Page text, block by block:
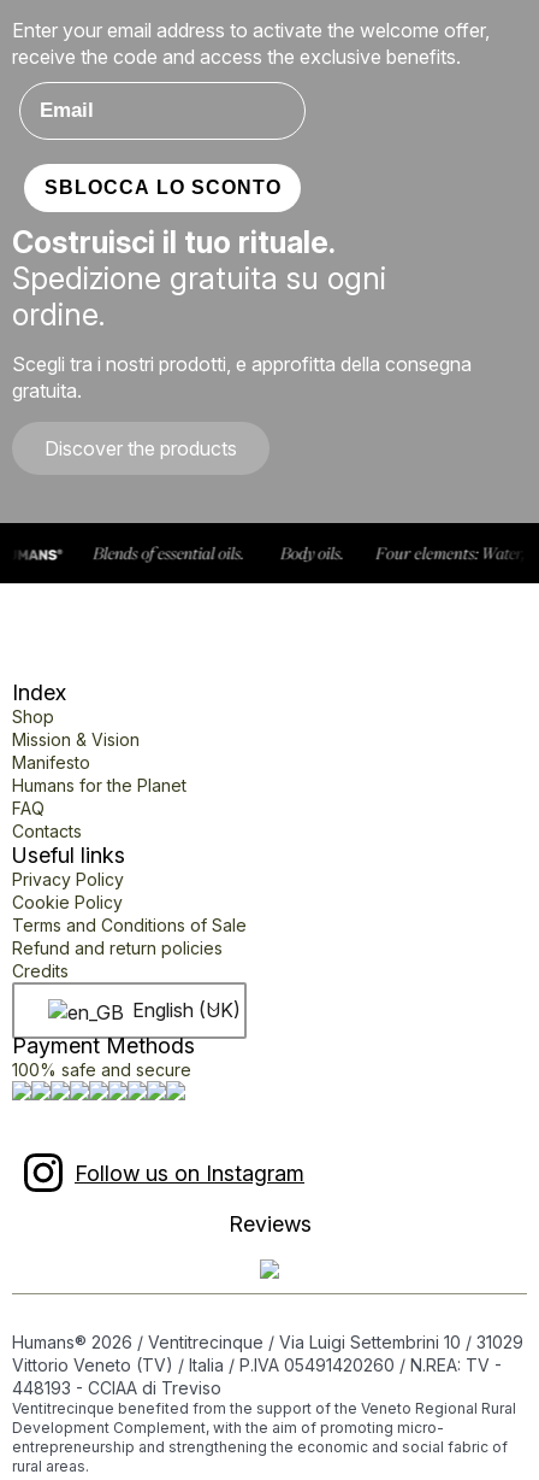
Enter your email address to activate the welcome offer,
receive the code and access the exclusive benefits.
Email
SBLOCCA LO SCONTO
Costruisci il tuo rituale.
Spedizione gratuita su ogni
ordine.
Scegli tra i nostri prodotti, e approfitta della consegna
gratuita.
Discover the products
Index
Shop
Mission & Vision
Manifesto
Humans for the Planet
FAQ
Contacts
Useful links
Privacy Policy
Cookie Policy
Terms and Conditions of Sale
Refund and return policies
Credits
English (UK)
Payment Methods
100% safe and secure
Follow us on Instagram
Reviews
Humans® 2026 / Ventitrecinque / Via Luigi Settembrini 10 / 31029
Vittorio Veneto (TV) / Italia / P.IVA 05491420260 / N.REA: TV -
448193 - CCIAA di Treviso
Ventitrecinque benefited from the support of the Veneto Regional Rural
Development Complement, with the aim of promoting micro-
entrepreneurship and strengthening the economic and social fabric of
rural areas.
Email